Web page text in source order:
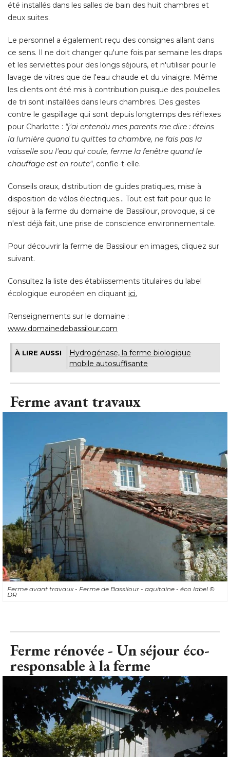
été installés dans les salles de bain des huit chambres et
deux suites.
Le personnel a également reçu des consignes allant dans
ce sens. Il ne doit changer qu'une fois par semaine les draps
et les serviettes pour des longs séjours, et n'utiliser pour le
lavage de vitres que de l'eau chaude et du vinaigre. Même
les clients ont été mis à contribution puisque des poubelles
de tri sont installées dans leurs chambres. Des gestes
contre le gaspillage qui sont depuis longtemps des réflexes
pour Charlotte : "j'ai entendu mes parents me dire : éteins
la lumière quand tu quittes ta chambre, ne fais pas la
vaisselle sou l'eau qui coule, ferme la fenêtre quand le
chauffage est en route", confie-t-elle.
Conseils oraux, distribution de guides pratiques, mise à
disposition de vélos électriques... Tout est fait pour que le
séjour à la ferme du domaine de Bassilour, provoque, si ce
n'est déjà fait, une prise de conscience environnementale.
Pour découvrir la ferme de Bassilour en images, cliquez sur
suivant.
Consultez la liste des établissements titulaires du label
écologique européen en cliquant ici.
Renseignements sur le domaine :
www.domainedebassilour.com
À LIRE AUSSI
Hydrogénase, la ferme biologique
mobile autosuffisante
Ferme avant travaux
Ferme avant travaux - Ferme de Bassilour - aquitaine - éco label ©
DR
Ferme rénovée - Un séjour éco-
responsable à la ferme